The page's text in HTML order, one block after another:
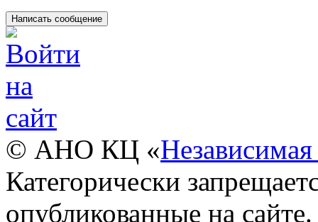
© АНО КЦ «Независимая
Категорически
опубликованные на сайте.